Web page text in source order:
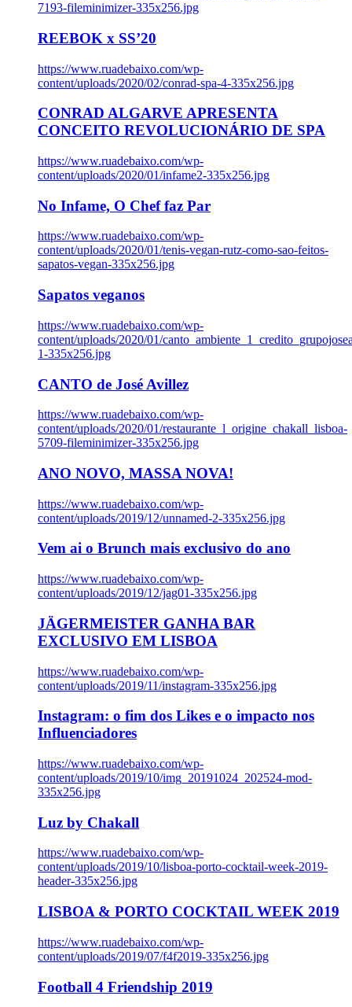
7193-fileminimizer-335x256.jpg
REEBOK x SS’20
https://www.ruadebaixo.com/wp-
content/uploads/2020/02/conrad-spa-4-335x256.jpg
CONRAD ALGARVE APRESENTA
CONCEITO REVOLUCIONÁRIO DE SPA
https://www.ruadebaixo.com/wp-
content/uploads/2020/01/infame2-335x256.jpg
No Infame, O Chef faz Par
https://www.ruadebaixo.com/wp-
content/uploads/2020/01/tenis-vegan-rutz-como-sao-feitos-
sapatos-vegan-335x256.jpg
Sapatos veganos
https://www.ruadebaixo.com/wp-
content/uploads/2020/01/
1-335x256.jpg
CANTO de José Avillez
https://www.ruadebaixo.com/wp-
content/uploads/2020/01/restaurante_l_origine_chakall_lisboa-
5709-fileminimizer-335x256.jpg
ANO NOVO, MASSA NOVA!
https://www.ruadebaixo.com/wp-
content/uploads/2019/12/unnamed-2-335x256.jpg
Vem ai o Brunch mais exclusivo do ano
https://www.ruadebaixo.com/wp-
content/uploads/2019/12/jag01-335x256.jpg
JÄGERMEISTER GANHA BAR
EXCLUSIVO EM LISBOA
https://www.ruadebaixo.com/wp-
content/uploads/2019/11/instagram-335x256.jpg
Instagram: o fim dos Likes e o impacto nos
Influenciadores
https://www.ruadebaixo.com/wp-
content/uploads/2019/10/img_20191024_202524-mod-
335x256.jpg
Luz by Chakall
https://www.ruadebaixo.com/wp-
content/uploads/2019/10/lisboa-porto-cocktail-week-2019-
header-335x256.jpg
LISBOA & PORTO COCKTAIL WEEK 2019
https://www.ruadebaixo.com/wp-
content/uploads/2019/07/f4f2019-335x256.jpg
Football 4 Friendship 2019